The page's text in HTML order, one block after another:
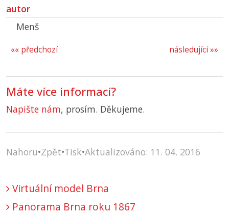
autor
Menš
následující »»
«« předchozí
Máte více informací?
Napište nám, prosím. Děkujeme.
Nahoru•Zpět•Tisk•Aktualizováno: 11. 04. 2016
Virtuální model Brna
Panorama Brna roku 1867